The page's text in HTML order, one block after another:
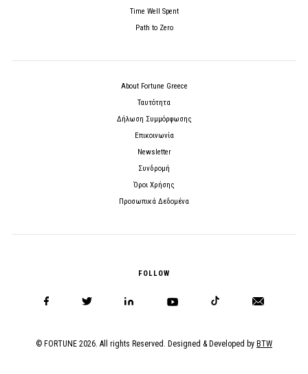
Time Well Spent
Path to Zero
About Fortune Greece
Ταυτότητα
Δήλωση Συμμόρφωσης
Επικοινωνία
Newsletter
Συνδρομή
Όροι Χρήσης
Προσωπικά Δεδομένα
FOLLOW
© FORTUNE 2026. All rights Reserved. Designed & Developed by BTW